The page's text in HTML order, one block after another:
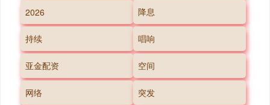
2026 降息
持续 唱响
亚金配资 空间
网络 突发